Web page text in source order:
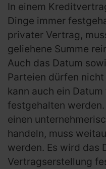
In einem
Dinge immer
privater Vertrag,
geliehene Summe
Auch das Datum
Parteien dürfen
kann auch ein
festgehalten
einen
handeln, muss
werden. Es wird das
Vertragserstellung